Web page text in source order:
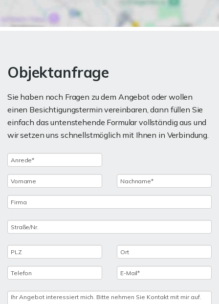
Objektanfrage
Sie haben noch Fragen zu dem Angebot oder wollen
einen Besichtigungstermin vereinbaren, dann füllen Sie
einfach das untenstehende Formular vollständig aus und
wir setzen uns schnellstmöglich mit Ihnen in Verbindung.